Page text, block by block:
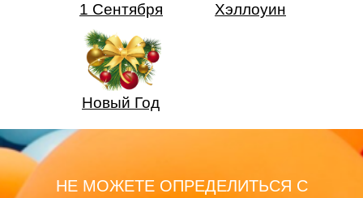
1 Сентября
Новый Год
Хэллоуин
НЕ МОЖЕТЕ ОПРЕДЕЛИТЬСЯ С